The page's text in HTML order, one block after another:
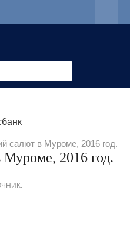
салют в Муроме, 2016 год.
2016 год.